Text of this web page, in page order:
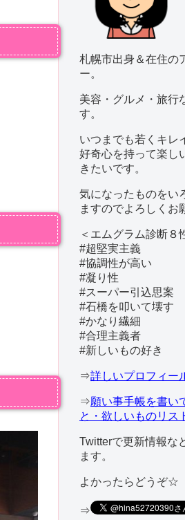
札幌市出身＆在住の
ー。
美容・グルメ・旅行
す。
いつまでも若くキレ
好奇心を持って楽し
きたいです。
気になったものをい
ますのでよろしくお
＜エムグラム診断８
#超堅実主義
#協調性が高い
#凝り性
#スーパー引込思案
#石橋を叩いて壊す
#かなり繊細
#合理主義者
#新しいもの好き
⇒詳しいプロフィー
⇒願い事手帳を書
と・欲しいものリス
Twitterで更新情報な
ます。
よかったらどうぞ☆
⇒